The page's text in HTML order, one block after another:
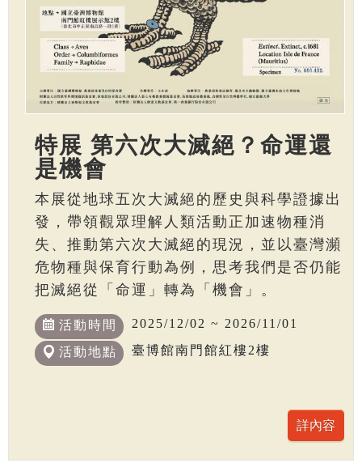
特展 第六次大滅絕？命運還
是機會
本展從地球五次大滅絕的歷史與科學證據出
發，帶領觀眾理解人類活動正加速物種消
失、推動第六次大滅絕的現況，並以臺灣瀕
危物種與保育行動為例，思考我們是否仍能
把滅絕從「命運」轉為「機會」。
活動時間 2025/12/02 ~ 2026/11/01
活動地點 臺博館南門館紅樓2樓